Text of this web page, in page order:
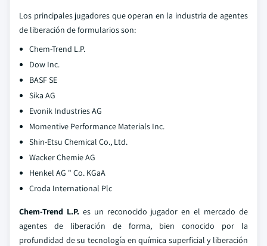
Los principales jugadores que operan en la industria de agentes
de liberación de formularios son:
Chem-Trend L.P.
Dow Inc.
BASF SE
Sika AG
Evonik Industries AG
Momentive Performance Materials Inc.
Shin-Etsu Chemical Co., Ltd.
Wacker Chemie AG
Henkel AG " Co. KGaA
Croda International Plc
Chem-Trend L.P.es un reconocido jugador en el mercado de
agentes de liberación de forma, bien conocido por la
profundidad de su tecnología en química superficial y liberación